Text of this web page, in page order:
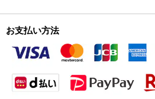
お支払い方法